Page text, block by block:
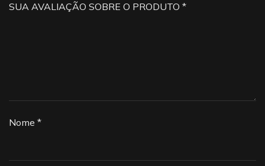
SUA AVALIAÇÃO SOBRE O PRODUTO *
Nome *